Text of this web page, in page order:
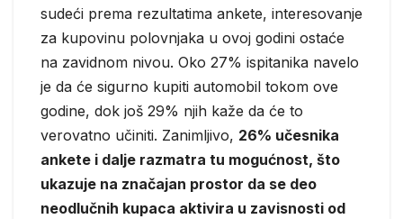
sudeći prema rezultatima ankete, interesovanje
za kupovinu polovnjaka u ovoj godini ostaće
na zavidnom nivou. Oko 27% ispitanika navelo
je da će sigurno kupiti automobil tokom ove
godine, dok još 29% njih kaže da će to
verovatno učiniti. Zanimljivo, 26% učesnika
ankete i dalje razmatra tu mogućnost, što
ukazuje na značajan prostor da se deo
neodlučnih kupaca aktivira u zavisnosti od